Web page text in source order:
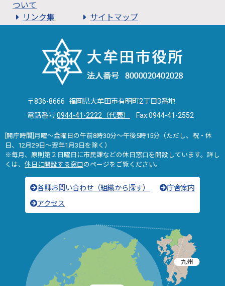
ついて
リンク集
サイトマップ
〒836-8666 福岡県大牟田市有明町2丁目3番地
電話番号:0944-41-2222（代表） Fax:0944-41-2552
[開庁時間]月曜～金曜日の午前8時30分～午後5時15分（ただし、祝・休
日、12月29日～翌年1月3日を除く）
※毎月、原則第２日曜日に市民課などの休日窓口を開設しています。詳し
くは、 休日に開設する窓口のページをご覧ください。
各課お問い合わせ（組織から探す）
庁舎案内
アクセス